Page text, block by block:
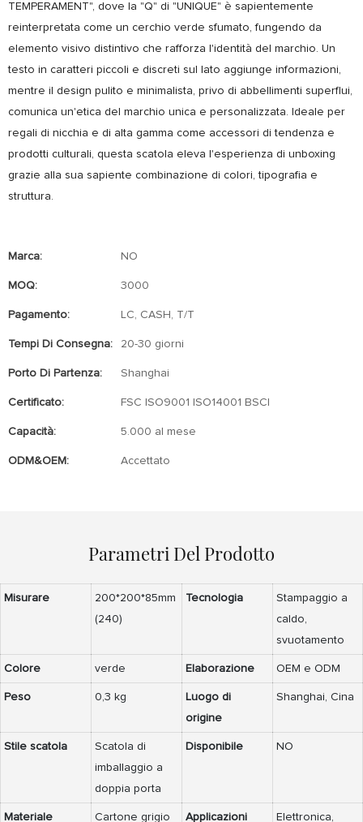
TEMPERAMENT", dove la "Q" di "UNIQUE" è sapientemente
reinterpretata come un cerchio verde sfumato, fungendo da
elemento visivo distintivo che rafforza l'identità del marchio. Un
testo in caratteri piccoli e discreti sul lato aggiunge informazioni,
mentre il design pulito e minimalista, privo di abbellimenti superflui,
comunica un'etica del marchio unica e personalizzata. Ideale per
regali di nicchia e di alta gamma come accessori di tendenza e
prodotti culturali, questa scatola eleva l'esperienza di unboxing
grazie alla sua sapiente combinazione di colori, tipografia e
struttura.
Marca: NO
MOQ: 3000
Pagamento: LC, CASH, T/T
Tempi Di Consegna: 20-30 giorni
Porto Di Partenza: Shanghai
Certificato: FSC ISO9001 ISO14001 BSCI
Capacità: 5.000 al mese
ODM&OEM: Accettato
Parametri Del Prodotto
Misurare
200*200*85mm
(240)
Tecnologia
Stampaggio a
caldo,
svuotamento
Colore verde Elaborazione OEM e ODM
Peso 0,3 kg
Luogo di
origine
Shanghai, Cina
Stile scatola
Scatola di
imballaggio a
doppia porta
Disponibile NO
Materiale
Cartone grigio
Applicazioni
Elettronica,